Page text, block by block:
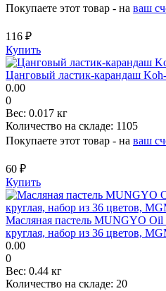
Покупаете этот товар - на ваш
116 ₽
Купить
Цанговый ластик-карандаш
0.00
0
Вес: 0.017 кг
Количество на складе: 1105
Покупаете этот товар - на ваш
60 ₽
Купить
Масляная пастель MUNGYO Oil
круглая, набор из 36 цветов,
0.00
0
Вес: 0.44 кг
Количество на складе: 20